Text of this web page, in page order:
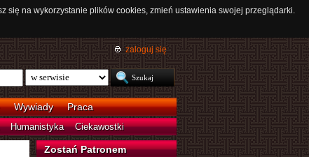
się na wykorzystanie plików cookies, zmień ustawienia swojej przeglądarki.
zaloguj się
Wywiady Praca
Humanistyka Ciekawostki
Zostań Patronem